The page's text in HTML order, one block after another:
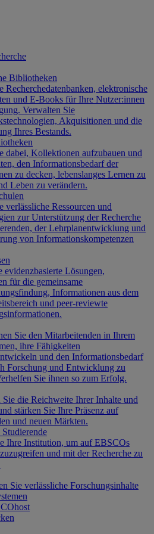
Bibliotheken
Recherchedatenbanken, elektronische
und E-Books für Ihre Nutzer:innen
Verwalten Sie
Akquisitionen und die
Ihres Bestands.
dabei, Kollektionen aufzubauen und
den Informationsbedarf der
zu decken, lebenslanges Lernen zu
Leben zu verändern.
verlässliche Ressourcen und
zur Unterstützung der Recherche
der Lehrplanentwicklung und
von Informationskompetenzen
evidenzbasierte Lösungen,
für die gemeinsame
Informationen aus dem
und peer-reviewte
Sie den Mitarbeitenden in Ihrem
ihre Fähigkeiten
und den Informationsbedarf
Forschung und Entwicklung zu
Sie ihnen so zum Erfolg.
die Reichweite Ihrer Inhalte und
stärken Sie Ihre Präsenz auf
und neuen Märkten.
Ihre Institution, um auf EBSCOs
und mit der Recherche zu
Sie verlässliche Forschungsinhalte